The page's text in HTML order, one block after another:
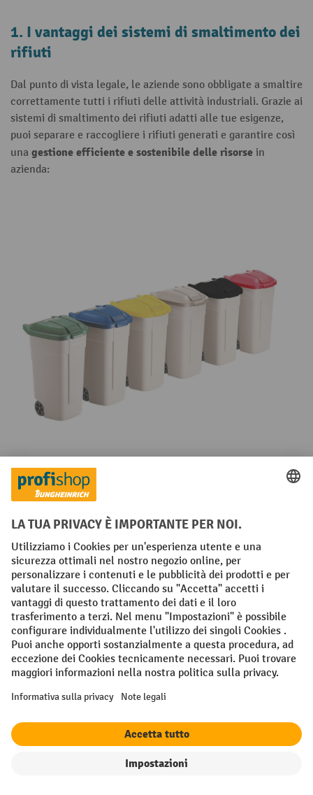
1. I vantaggi dei sistemi di smaltimento dei
rifiuti
Dal punto di vista legale, le aziende sono obbligate a smaltire
correttamente tutti i rifiuti delle attività industriali. Grazie ai
sistemi di smaltimento dei rifiuti adatti alle tue esigenze,
puoi separare e raccogliere i rifiuti generati e garantire così
una gestione efficiente e sostenibile delle risorse in
azienda:
Pulizia:i sistemi di raccolta e di separazione dei rifiuti,
idealmente integrati nei processi operativi e installati
quasi ovunque. In questo modo i rifiuti possono essere
smaltiti direttamente dove vengono generati.
L'ambiente di lavoro rimane pertanto pulito e ordinato,
in particolare in settori igienicamente sensibili come la
gastronomia o nella lavorazione degli alimenti.
Sostenibilità:con adeguati sistemi di smaltimento
contribuisci ad una gestione sostenibile dei rifiuti.
rifiuti industriali non solo possono essere separati in
modo pulito, ma possono anche essere riciclati più
facilmente. Alcuni tipi di rifiuti, come il cartone o gli
imballaggi esterni, possono anche essere riutilizzati.